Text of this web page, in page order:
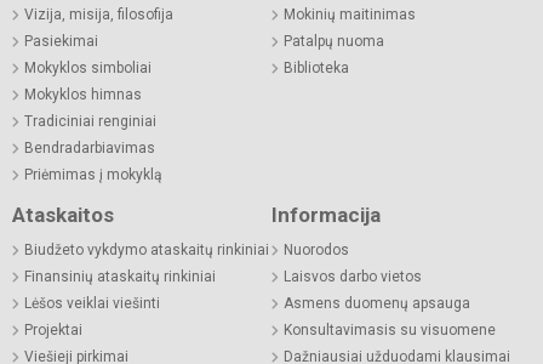
Vizija, misija, filosofija
Pasiekimai
Mokyklos simboliai
Mokyklos himnas
Tradiciniai renginiai
Bendradarbiavimas
Priėmimas į mokyklą
Mokinių maitinimas
Patalpų nuoma
Biblioteka
Ataskaitos
Biudžeto vykdymo ataskaitų rinkiniai
Finansinių ataskaitų rinkiniai
Lėšos veiklai viešinti
Projektai
Viešieji pirkimai
Informacija
Nuorodos
Laisvos darbo vietos
Asmens duomenų apsauga
Konsultavimasis su visuomene
Dažniausiai užduodami klausimai